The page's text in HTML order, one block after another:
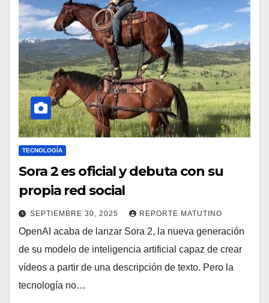
TECNOLOGÍA
Sora 2 es oficial y debuta con su
propia red social
SEPTIEMBRE 30, 2025 REPORTE MATUTINO
OpenAI acaba de lanzar Sora 2, la nueva generación
de su modelo de inteligencia artificial capaz de crear
vídeos a partir de una descripción de texto. Pero la
tecnología no…